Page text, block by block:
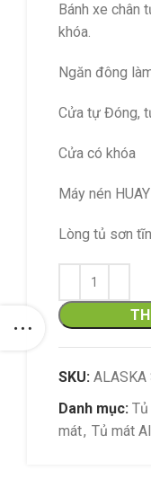
Bánh xe chân
khóa.
Ngăn đông
Cửa tự Đóng,
Cửa có khóa
Máy nén
Lòng tủ sơn
SKU: ALASKA
Danh mục:
mát, Tủ mát